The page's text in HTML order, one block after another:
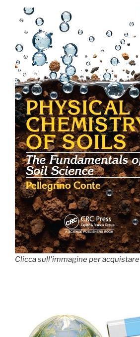
Clicca sull'immagine per acquistare